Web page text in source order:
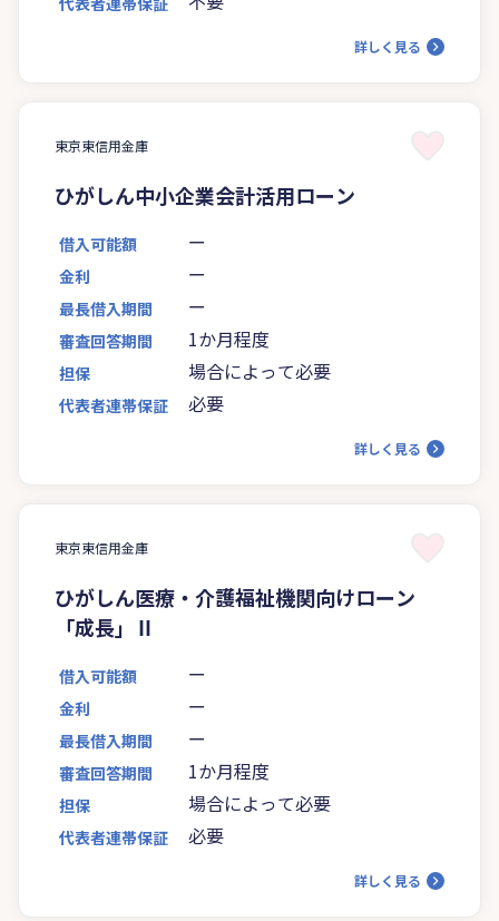
詳しく見る
東京東信用金庫
ひがしん中小企業会計活用ローン
借入可能額 ー
金利 ー
最長借入期間 ー
審査回答期間 1か月程度
担保 場合によって必要
代表者連帯保証 必要
詳しく見る
東京東信用金庫
ひがしん医療・介護福祉機関向けローン
「成長」Ⅱ
借入可能額 ー
金利 ー
最長借入期間 ー
審査回答期間 1か月程度
担保 場合によって必要
代表者連帯保証 必要
詳しく見る